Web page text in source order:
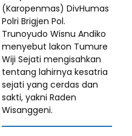
(Karopenmas) DivHumas
Polri Brigjen Pol.
Trunoyudo Wisnu Andiko
menyebut lakon Tumure
Wiji Sejati mengisahkan
tentang lahirnya kesatria
sejati yang cerdas dan
sakti, yakni Raden
Wisanggeni.